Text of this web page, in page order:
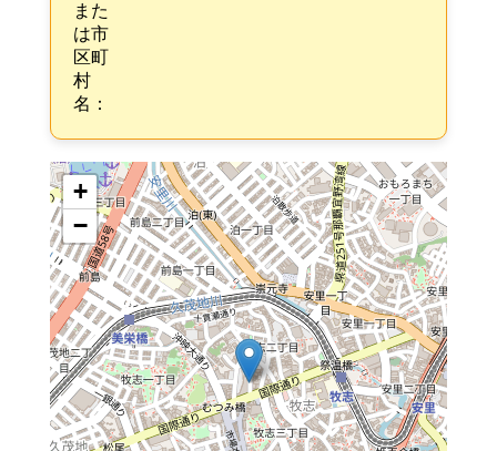
また
は市
区町
村
名：
+
−